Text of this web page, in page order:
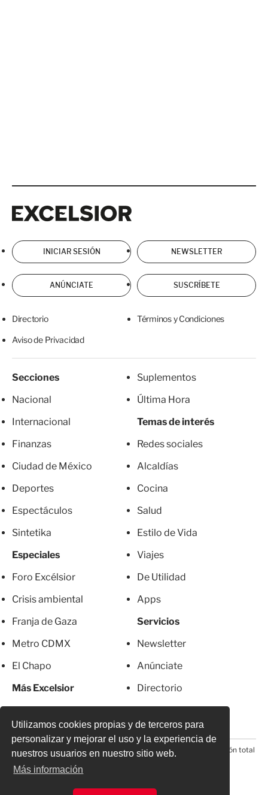
Utilizamos cookies propias y de terceros para
personalizar y mejorar el uso y la experiencia de
nuestros usuarios en nuestro sitio web.
Más información
INICIAR SESIÓN NEWSLETTER
ANÚNCIATE SUSCRÍBETE
Directorio Términos y Condiciones
Aviso de Privacidad
Secciones
Nacional
Internacional
Finanzas
Ciudad de México
Deportes
Espectáculos
Sintetika
Especiales
Foro Excélsior
Crisis ambiental
Franja de Gaza
Metro CDMX
El Chapo
Más Excelsior
Suplementos
Última Hora
Temas de interés
Redes sociales
Alcaldías
Cocina
Salud
Estilo de Vida
Viajes
De Utilidad
Apps
Servicios
Newsletter
Anúnciate
Directorio
© 2026 Todos los derechos reservados. Prohibida la reproducción total
o parcial, incluyendo cualquier medio electrónico*